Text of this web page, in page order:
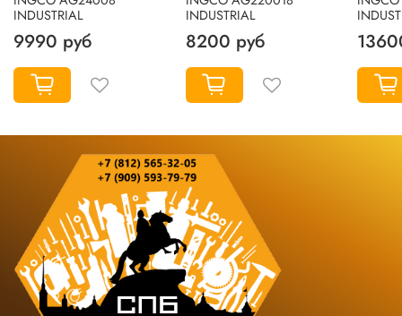
INDUSTRIAL
9990 руб
INDUSTRIAL
8200 руб